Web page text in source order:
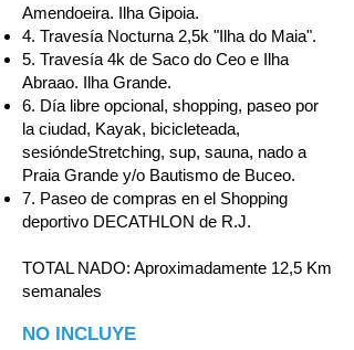
Amendoeira. Ilha Gipoia.
4. Travesía Nocturna 2,5k "Ilha do Maia".
5. Travesía 4k de Saco do Ceo e Ilha
Abraao. Ilha Grande.
6. Día libre opcional, shopping, paseo por
la ciudad, Kayak, bicicleteada,
sesióndeStretching, sup, sauna, nado a
Praia Grande y/o Bautismo de Buceo.
7. Paseo de compras en el Shopping
deportivo DECATHLON de R.J.
TOTAL NADO: Aproximadamente 12,5 Km
semanales
NO INCLUYE